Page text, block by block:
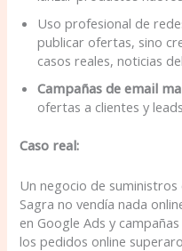
Uso profesional de
publicar ofertas, sino
casos reales, noticias
Campañas de email
ofertas a clientes y
Caso real:
Un negocio de
Sagra no vendía nada
en Google Ads y
los pedidos online